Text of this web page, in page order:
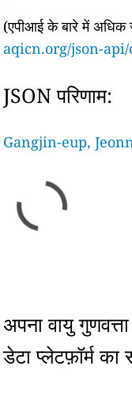
(एपीआई के बारे में अधिक
aqicn.org/json-api/
JSON परिणाम:
Gangjin-eup,
अपना वायु
डेटा प्लेटफ़ॉर्म